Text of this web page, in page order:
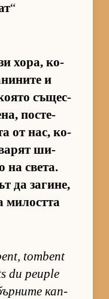
“
хо­ра, ко­
и
съ­щес­
пос­те­
от нас, ко­
ши­
на све­та.
да за­ги­не,
ми­лостта
tombent
du peuple
кап­